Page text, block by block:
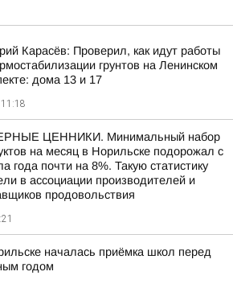
Карасёв: Проверил, как идут работы
грунтов на Ленинском
дома 13 и 17
11:18
ЦЕННИКИ. Минимальный набор
на месяц в Норильске подорожал с
года почти на 8%. Такую статистику
в ассоциации производителей и
продовольствия
началась приёмка школ перед
годом